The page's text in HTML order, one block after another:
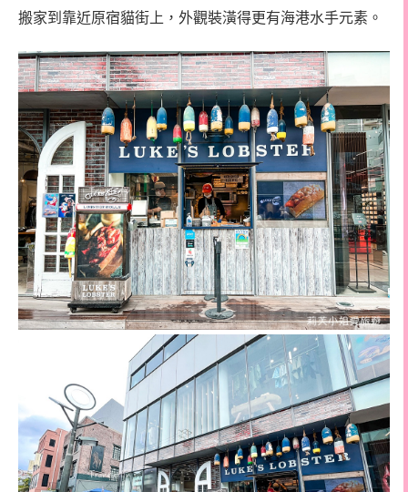
搬家到靠近原宿貓街上，外觀裝潢得更有海港水手元素。